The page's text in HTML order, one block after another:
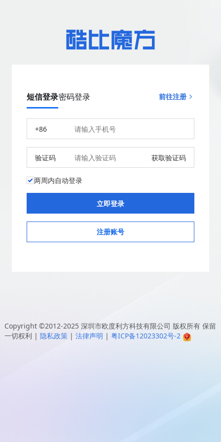
短信登录密码登录 前往注册
+86
验证码 获取验证码
两周内自动登录
注册账号
Copyright ©2012-2025 深圳市欧度利方科技有限公司 版权所有 保留
一切权利 | 隐私政策 | 法律声明 | 粤ICP备12023302号-2